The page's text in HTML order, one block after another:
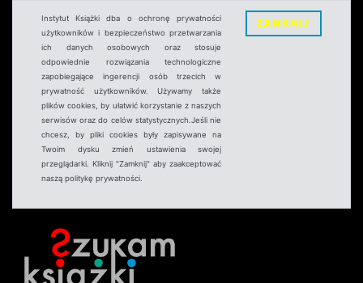
Instytut Książki dba o ochronę prywatności
użytkowników i bezpieczeństwo przetwarzania
ich danych osobowych oraz stosuje
odpowiednie rozwiązania technologiczne
zapobiegające ingerencji osób trzecich w
prywatność użytkowników. Używamy także
plików cookies, by ułatwić korzystanie z naszych
serwisów oraz do celów statystycznych.Jeśli nie
chcesz, by pliki cookies były zapisywane na
Twoim dysku zmień ustawienia swojej
przeglądarki. Kliknij "Zamknij" aby zaakceptować
naszą politykę prywatności.
ZAMKNIJ